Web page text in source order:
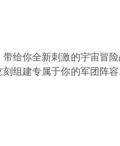
给你全新刺激的宇宙冒
组建专属于你的军团阵